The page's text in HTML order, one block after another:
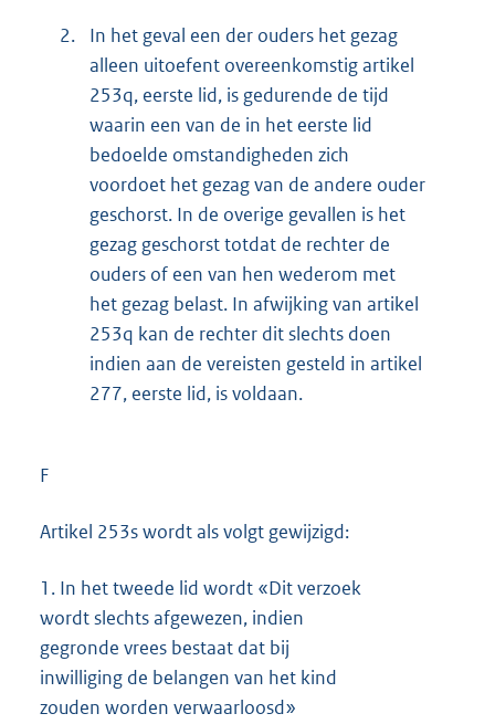
2.
In het geval een der ouders het gezag
alleen uitoefent overeenkomstig artikel
253q, eerste lid, is gedurende de tijd
waarin een van de in het eerste lid
bedoelde omstandigheden zich
voordoet het gezag van de andere ouder
geschorst. In de overige gevallen is het
gezag geschorst totdat de rechter de
ouders of een van hen wederom met
het gezag belast. In afwijking van artikel
253q kan de rechter dit slechts doen
indien aan de vereisten gesteld in artikel
277, eerste lid, is voldaan.
F
Artikel 253s wordt als volgt gewijzigd:
1. In het tweede lid wordt «Dit verzoek
wordt slechts afgewezen, indien
gegronde vrees bestaat dat bij
inwilliging de belangen van het kind
zouden worden verwaarloosd»